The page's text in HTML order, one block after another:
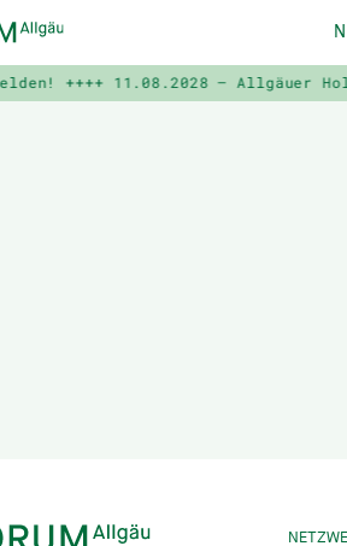
++++11.08.2028 – Allgäuer